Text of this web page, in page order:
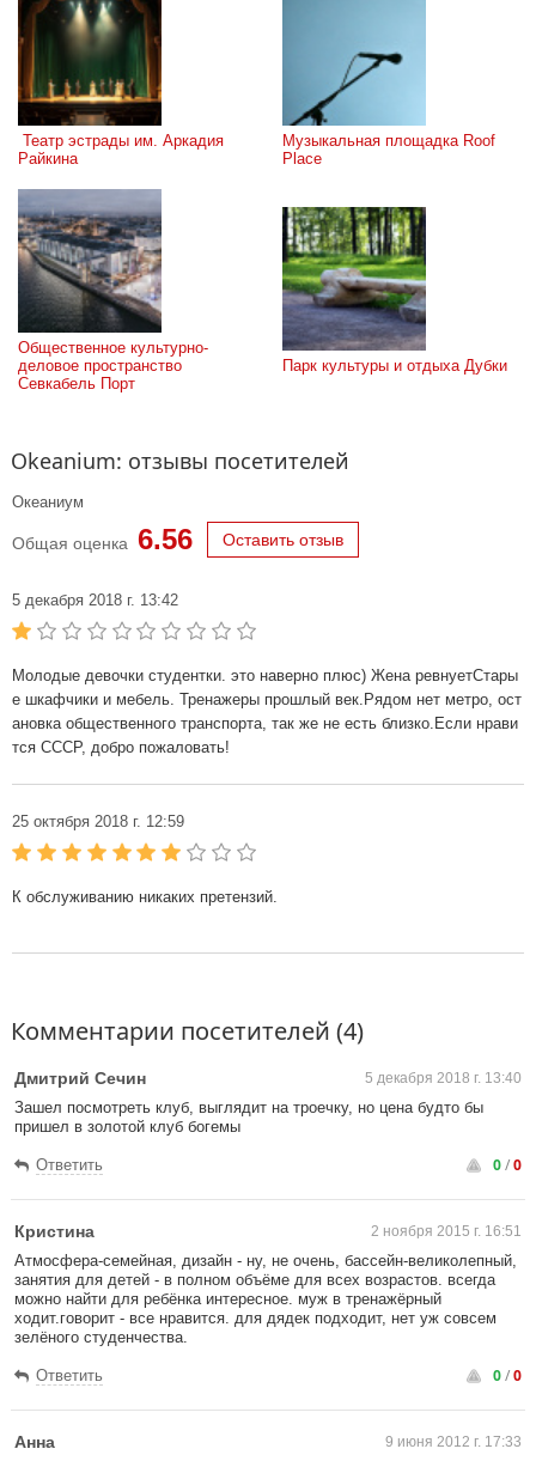
Райкина
Музыкальная площадка Roof
Place
Общественное культурно-
деловое пространство
Севкабель Порт
Парк культуры и отдыха Дубки
Okeanium: отзывы посетителей
Океаниум
Общая оценка 6.56 Оставить отзыв
5 декабря 2018 г. 13:42
Молодые девочки студентки. это наверно плюс) Жена ревнуетСтары
е шкафчики и мебель. Тренажеры прошлый век.Рядом нет метро, ост
ановка общественного транспорта, так же не есть близко.Если нрави
тся СССР, добро пожаловать!
25 октября 2018 г. 12:59
К обслуживанию никаких претензий.
Комментарии посетителей (4)
Дмитрий Сечин 5 декабря 2018 г. 13:40
Зашел посмотреть клуб, выглядит на троечку, но цена будто бы
пришел в золотой клуб богемы
Ответить 0/0
Кристина 2 ноября 2015 г. 16:51
Атмосфера-семейная, дизайн - ну, не очень, бассейн-великолепный,
занятия для детей - в полном объёме для всех возрастов. всегда
можно найти для ребёнка интересное. муж в тренажёрный
ходит.говорит - все нравится. для дядек подходит, нет уж совсем
зелёного студенчества.
Ответить 0/0
Анна 9 июня 2012 г. 17:33